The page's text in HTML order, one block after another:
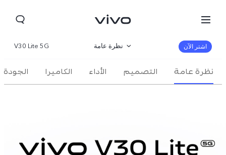
V30 Lite 5G نظرة عامة
صالة العرض
اشتر الآن
نظرة عامة التصميم الأداء الكاميرا الجودة